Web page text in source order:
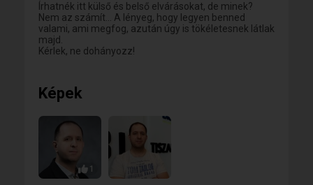
Írhatnék itt külső és belső elvárásokat, de minek?
Nem az számít... A lényeg, hogy legyen benned
valami, ami megfog, azután úgy is tökéletesnek látlak
majd.
Kérlek, ne dohányozz!
Képek
1